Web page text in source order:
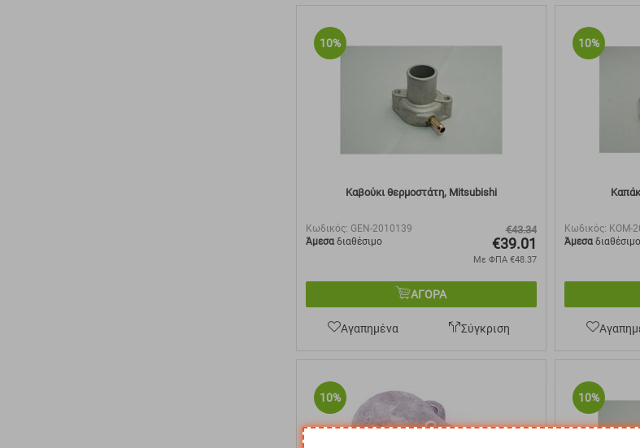
10%
Καβούκι θερμοστάτη, Mitsubishi
Κωδικός: GEN-2010139
Άμεσαδιαθέσιμο
€43.34
€39.01
Με ΦΠΑ €48.37
ΑΓΟΡΑ
Αγαπημένα Σύγκριση
10%
Κωδικός: KOM-
Άμεσαδιαθέσιμο
10% 10%